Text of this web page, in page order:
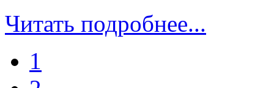
Читать подробнее...
1